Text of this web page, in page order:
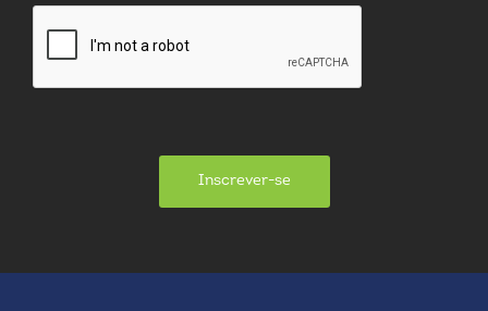
Inscrever-se